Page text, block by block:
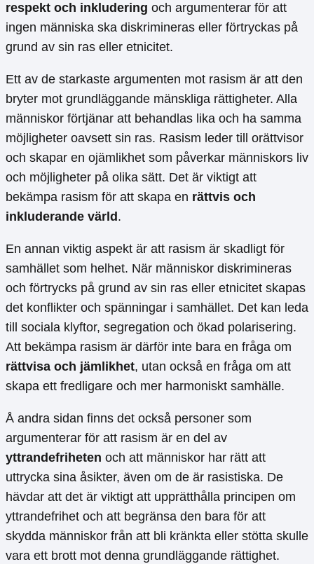
respekt och inkludering och argumenterar för att
ingen människa ska diskrimineras eller förtryckas på
grund av sin ras eller etnicitet.
Ett av de starkaste argumenten mot rasism är att den
bryter mot grundläggande mänskliga rättigheter. Alla
människor förtjänar att behandlas lika och ha samma
möjligheter oavsett sin ras. Rasism leder till orättvisor
och skapar en ojämlikhet som påverkar människors liv
och möjligheter på olika sätt. Det är viktigt att
bekämpa rasism för att skapa en rättvis och
inkluderande värld .
En annan viktig aspekt är att rasism är skadligt för
samhället som helhet. När människor diskrimineras
och förtrycks på grund av sin ras eller etnicitet skapas
det konflikter och spänningar i samhället. Det kan leda
till sociala klyftor, segregation och ökad polarisering.
Att bekämpa rasism är därför inte bara en fråga om
rättvisa och jämlikhet, utan också en fråga om att
skapa ett fredligare och mer harmoniskt samhälle.
Å andra sidan finns det också personer som
argumenterar för att rasism är en del av
yttrandefriheten och att människor har rätt att
uttrycka sina åsikter, även om de är rasistiska. De
hävdar att det är viktigt att upprätthålla principen om
yttrandefrihet och att begränsa den bara för att
skydda människor från att bli kränkta eller stötta skulle
vara ett brott mot denna grundläggande rättighet.